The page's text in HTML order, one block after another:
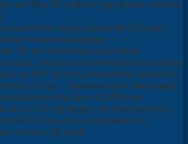
не 28, а 29 дней и год нужно считать
стран, включая Россию,
точный календарь –
По его правилам числовое
годов, которые оканчиваются на нули,
на 400. Если в результате окажется
то год — високосный. Например,
год был в 2000-ом:
вот 2100 год будет не високосным,
(число с остатком) и в
только 28 дней.